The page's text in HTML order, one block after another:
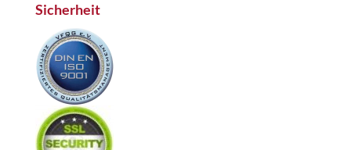
Sicherheit